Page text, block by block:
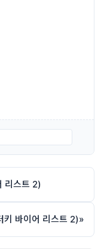
리스트 2)
키 바이어 리스트 2)»